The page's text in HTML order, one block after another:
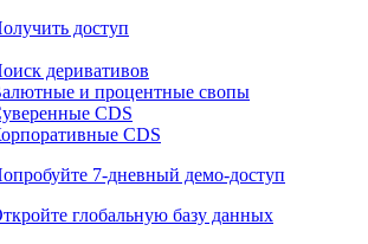
доступ
деривативов
и процентные свопы
CDS
CDS
7-дневный демо-доступ
глобальную базу данных